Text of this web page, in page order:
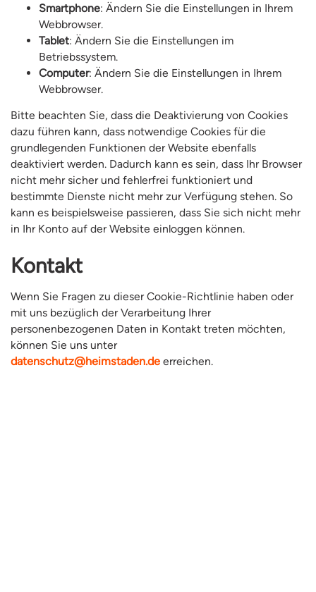
Smartphone: Ändern Sie die Einstellungen in Ihrem
Webbrowser.
Tablet: Ändern Sie die Einstellungen im
Betriebssystem.
Computer: Ändern Sie die Einstellungen in Ihrem
Webbrowser.
Bitte beachten Sie, dass die Deaktivierung von Cookies
dazu führen kann, dass notwendige Cookies für die
grundlegenden Funktionen der Website ebenfalls
deaktiviert werden. Dadurch kann es sein, dass Ihr Browser
nicht mehr sicher und fehlerfrei funktioniert und
bestimmte Dienste nicht mehr zur Verfügung stehen. So
kann es beispielsweise passieren, dass Sie sich nicht mehr
in Ihr Konto auf der Website einloggen können.
Kontakt
Wenn Sie Fragen zu dieser Cookie-Richtlinie haben oder
mit uns bezüglich der Verarbeitung Ihrer
personenbezogenen Daten in Kontakt treten möchten,
können Sie uns unter
datenschutz@heimstaden.de erreichen.